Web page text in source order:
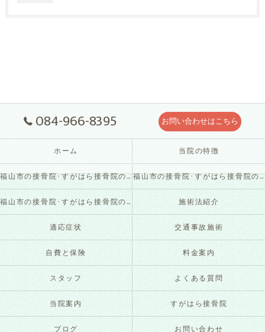
084-966-8395 お問い合わせはこちら
ホーム 当院の特徴
福山市の接骨院･すがはら接骨院の口コミ情報 福山市の接骨院･すがはら接骨院の評判
福山市の接骨院･すがはら接骨院のお客様の声 施術法紹介
適応症状 交通事故施術
自費と保険 料金案内
スタッフ よくある質問
当院案内 すがはら接骨院
ブログ お問い合わせ